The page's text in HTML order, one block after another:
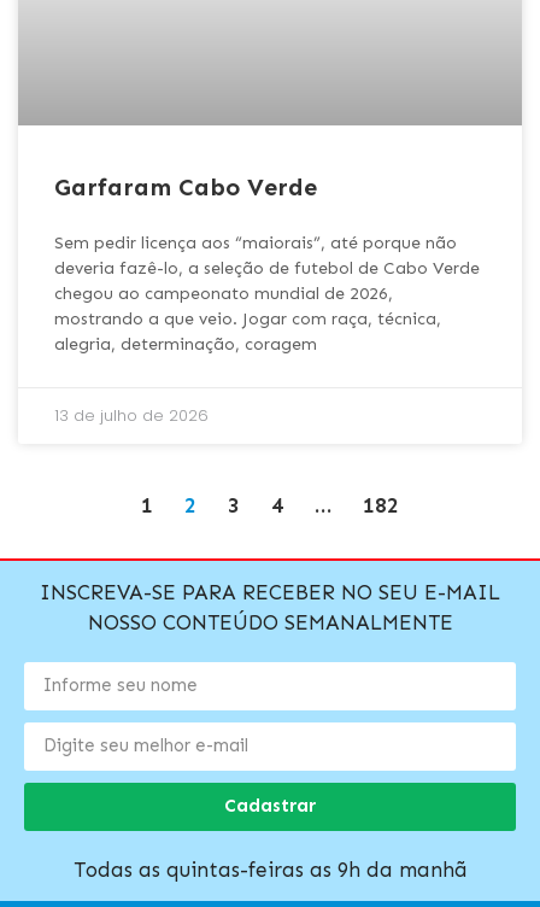
Garfaram Cabo Verde
Sem pedir licença aos “maiorais”, até porque não
deveria fazê-lo, a seleção de futebol de Cabo Verde
chegou ao campeonato mundial de 2026,
mostrando a que veio. Jogar com raça, técnica,
alegria, determinação, coragem
13 de julho de 2026
1 2 3 4 … 182
INSCREVA-SE PARA RECEBER NO SEU E-MAIL
NOSSO CONTEÚDO SEMANALMENTE
Cadastrar
Todas as quintas-feiras as 9h da manhã